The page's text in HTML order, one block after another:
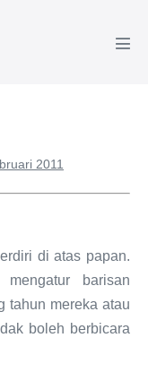
2011
di atas papan.
barisan
tahun mereka atau
boleh berbicara